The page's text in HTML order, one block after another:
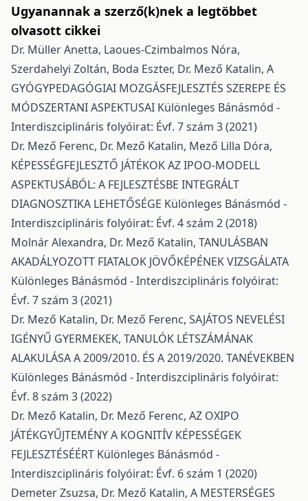
Ugyanannak a szerző(k)nek a legtöbbet
olvasott cikkei
Dr. Müller Anetta, Laoues-Czimbalmos Nóra,
Szerdahelyi Zoltán, Boda Eszter, Dr. Mező Katalin, A
GYÓGYPEDAGÓGIAI MOZGÁSFEJLESZTÉS SZEREPE ÉS
MÓDSZERTANI ASPEKTUSAI Különleges Bánásmód -
Interdiszciplináris folyóirat: Évf. 7 szám 3 (2021)
Dr. Mező Ferenc, Dr. Mező Katalin, Mező Lilla Dóra,
KÉPESSÉGFEJLESZTŐ JÁTÉKOK AZ IPOO-MODELL
ASPEKTUSÁBÓL: A FEJLESZTÉSBE INTEGRÁLT
DIAGNOSZTIKA LEHETŐSÉGE Különleges Bánásmód -
Interdiszciplináris folyóirat: Évf. 4 szám 2 (2018)
Molnár Alexandra, Dr. Mező Katalin, TANULÁSBAN
AKADÁLYOZOTT FIATALOK JÖVŐKÉPÉNEK VIZSGÁLATA
Különleges Bánásmód - Interdiszciplináris folyóirat:
Évf. 7 szám 3 (2021)
Dr. Mező Katalin, Dr. Mező Ferenc, SAJÁTOS NEVELÉSI
IGÉNYŰ GYERMEKEK, TANULÓK LÉTSZÁMÁNAK
ALAKULÁSA A 2009/2010. ÉS A 2019/2020. TANÉVEKBEN
Különleges Bánásmód - Interdiszciplináris folyóirat:
Évf. 8 szám 3 (2022)
Dr. Mező Katalin, Dr. Mező Ferenc, AZ OXIPO
JÁTÉKGYŰJTEMÉNY A KOGNITÍV KÉPESSÉGEK
FEJLESZTÉSÉÉRT Különleges Bánásmód -
Interdiszciplináris folyóirat: Évf. 6 szám 1 (2020)
Demeter Zsuzsa, Dr. Mező Katalin, A MESTERSÉGES